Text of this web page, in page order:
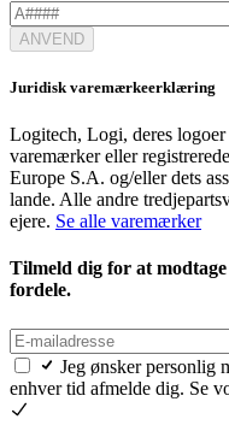
ANVEND
Juridisk varemærkeerklæring
Logitech, Logi, deres
varemærker eller
Europe S.A. og/eller dets
lande. Alle andre
ejere. Se alle varemærker
Tilmeld dig for at
fordele.
Jeg ønsker personlig
enhver tid afmelde dig. Se